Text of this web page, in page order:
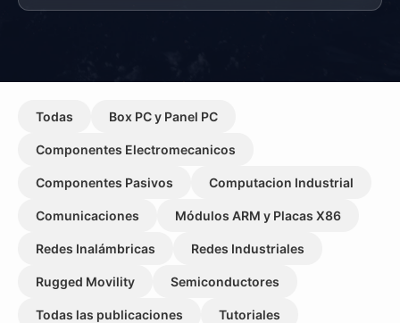
Todas Box PC y Panel PC
Componentes Electromecanicos
Componentes Pasivos Computacion Industrial
Comunicaciones Módulos ARM y Placas X86
Redes Inalámbricas Redes Industriales
Rugged Movility Semiconductores
Todas las publicaciones Tutoriales